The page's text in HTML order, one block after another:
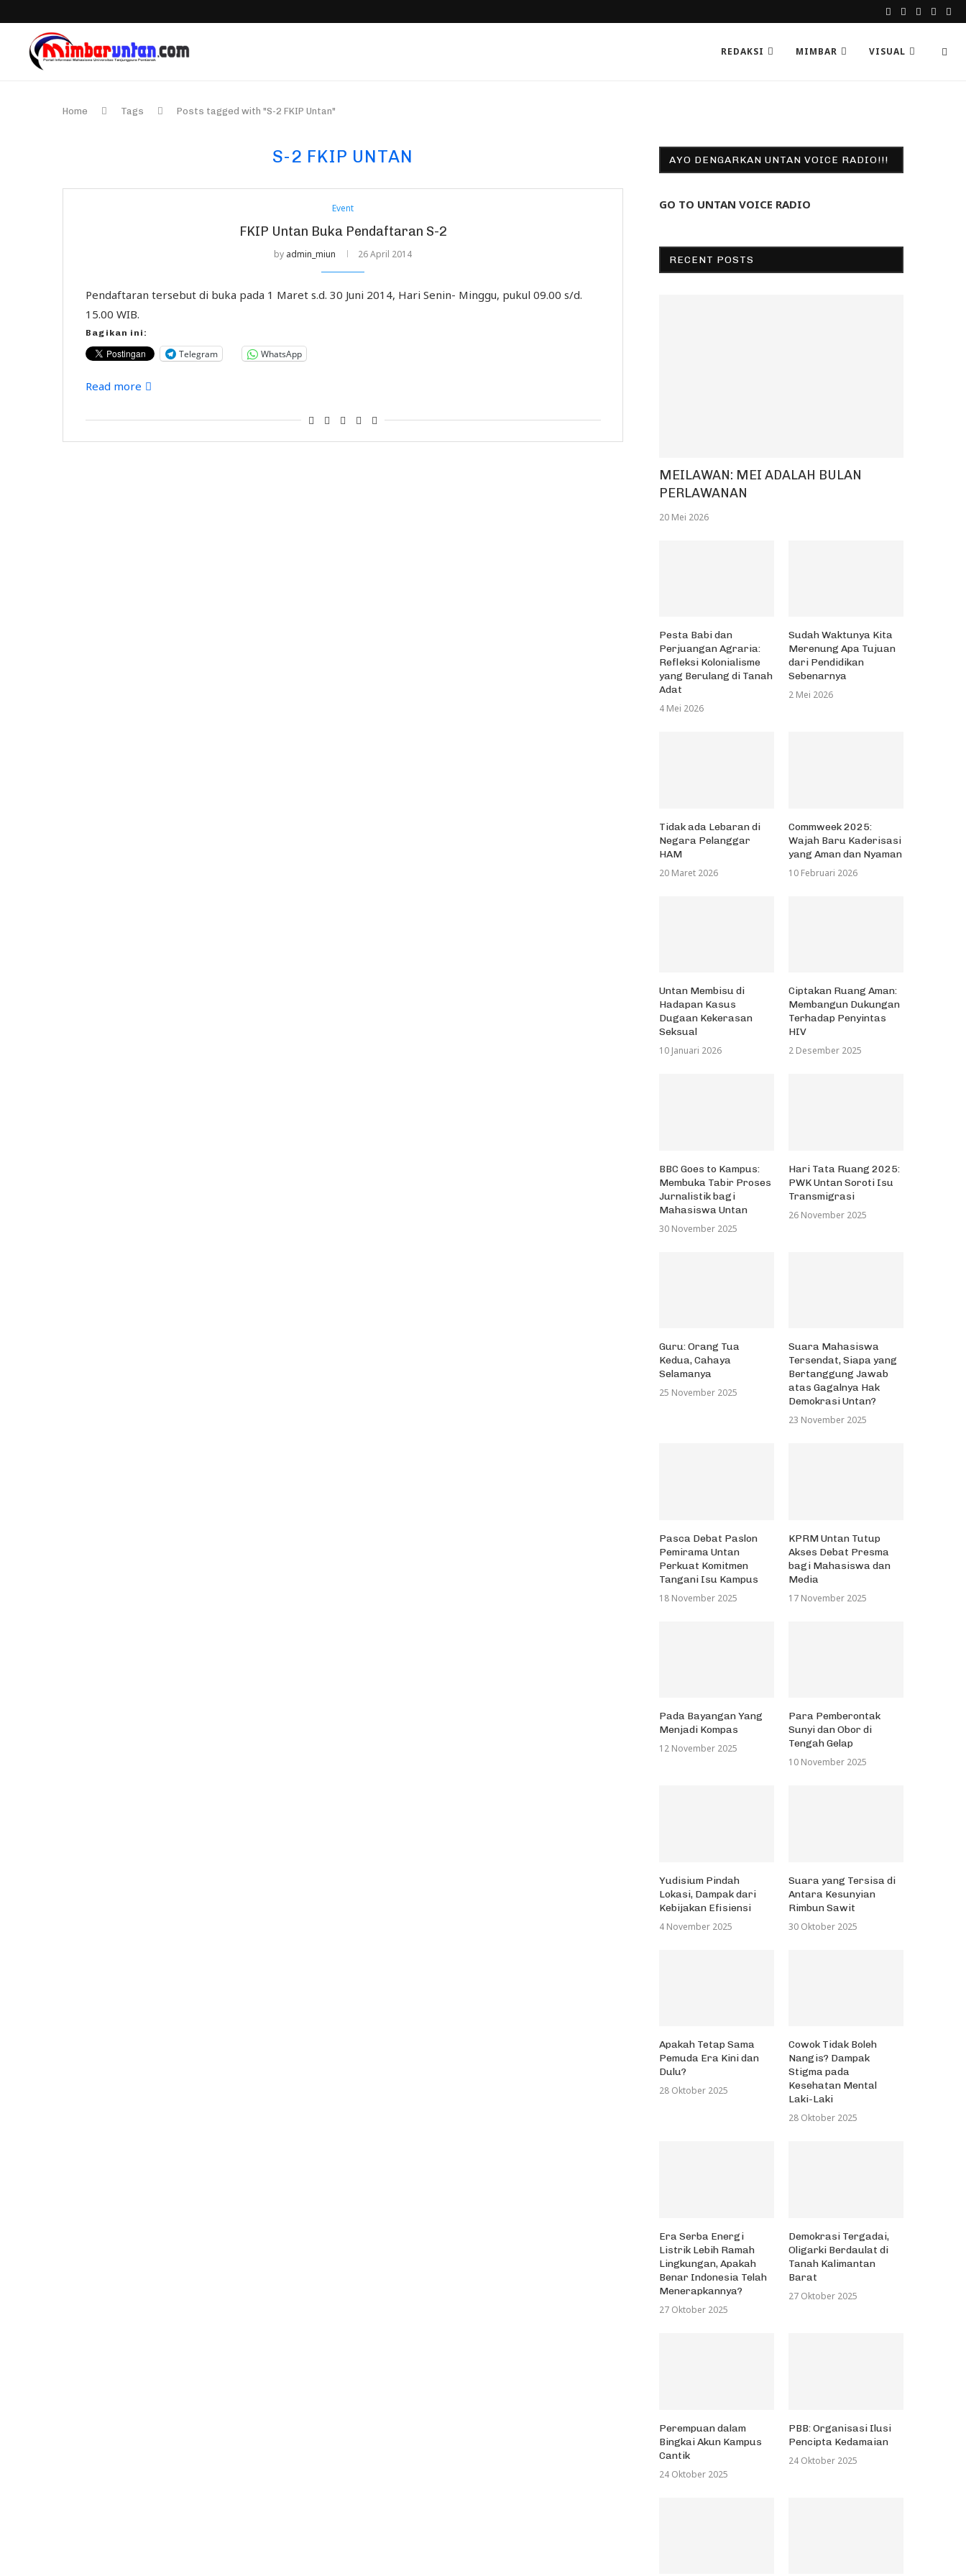
REDAKSI MIMBAR VISUAL
Home Tags Posts tagged with "S-2 FKIP Untan"
S-2 FKIP UNTAN
Event
FKIP Untan Buka Pendaftaran S-2
by admin_miun 26 April 2014
Pendaftaran tersebut di buka pada 1 Maret s.d. 30 Juni 2014, Hari Senin- Minggu, pukul 09.00 s/d.
15.00 WIB.
Bagikan ini:
Telegram WhatsApp
Read more
AYO DENGARKAN UNTAN VOICE RADIO!!!
GO TO UNTAN VOICE RADIO
RECENT POSTS
MEILAWAN: MEI ADALAH BULAN
PERLAWANAN
20 Mei 2026
Pesta Babi dan
Perjuangan Agraria:
Refleksi Kolonialisme
yang Berulang di Tanah
Adat
4 Mei 2026
Sudah Waktunya Kita
Merenung Apa Tujuan
dari Pendidikan
Sebenarnya
2 Mei 2026
Tidak ada Lebaran di
Negara Pelanggar
HAM
20 Maret 2026
Commweek 2025:
Wajah Baru Kaderisasi
yang Aman dan Nyaman
10 Februari 2026
Untan Membisu di
Hadapan Kasus
Dugaan Kekerasan
Seksual
10 Januari 2026
Ciptakan Ruang Aman:
Membangun Dukungan
Terhadap Penyintas
HIV
2 Desember 2025
BBC Goes to Kampus:
Membuka Tabir Proses
Jurnalistik bagi
Mahasiswa Untan
30 November 2025
Hari Tata Ruang 2025:
PWK Untan Soroti Isu
Transmigrasi
26 November 2025
Guru: Orang Tua
Kedua, Cahaya
Selamanya
25 November 2025
Suara Mahasiswa
Tersendat, Siapa yang
Bertanggung Jawab
atas Gagalnya Hak
Demokrasi Untan?
23 November 2025
Pasca Debat Paslon
Pemirama Untan
Perkuat Komitmen
Tangani Isu Kampus
18 November 2025
KPRM Untan Tutup
Akses Debat Presma
bagi Mahasiswa dan
Media
17 November 2025
Pada Bayangan Yang
Menjadi Kompas
12 November 2025
Para Pemberontak
Sunyi dan Obor di
Tengah Gelap
10 November 2025
Yudisium Pindah
Lokasi, Dampak dari
Kebijakan Efisiensi
4 November 2025
Suara yang Tersisa di
Antara Kesunyian
Rimbun Sawit
30 Oktober 2025
Apakah Tetap Sama
Pemuda Era Kini dan
Dulu?
28 Oktober 2025
Cowok Tidak Boleh
Nangis? Dampak
Stigma pada
Kesehatan Mental
Laki-Laki
28 Oktober 2025
Era Serba Energi
Listrik Lebih Ramah
Lingkungan, Apakah
Benar Indonesia Telah
Menerapkannya?
27 Oktober 2025
Demokrasi Tergadai,
Oligarki Berdaulat di
Tanah Kalimantan
Barat
27 Oktober 2025
Perempuan dalam
Bingkai Akun Kampus
Cantik
24 Oktober 2025
PBB: Organisasi Ilusi
Pencipta Kedamaian
24 Oktober 2025